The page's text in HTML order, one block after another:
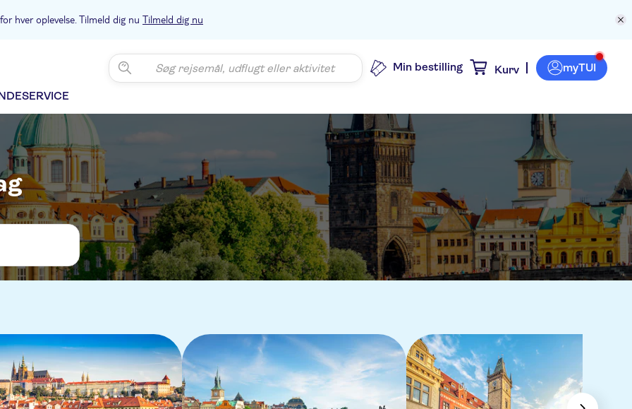
hver oplevelse. Tilmeld dig nu Tilmeld dig nu
Min bestilling Kurv myTUI